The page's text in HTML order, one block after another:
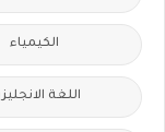
الكيمياء
اللغة